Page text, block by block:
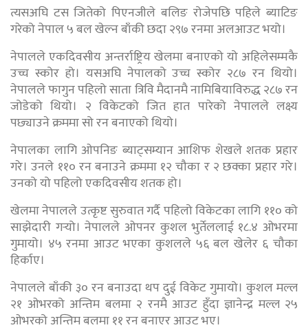
त्यसअघि टस जितेको पिएनजीले बलिङ रोजेपछि पहिले ब्याटिङ
गरेको नेपाल ५ बल खेल्न बाँकी छदा २९७ रनमा अलआउट भयो।
नेपालले एकदिवसीय अन्तर्राष्ट्रिय खेलमा बनाएको यो अहिलेसम्मकै
उच्च स्कोर हो। यसअघि नेपालको उच्च स्कोर २८७ रन थियो।
नेपालले फागुन पहिलो साता त्रिवि मैदानमै नामिबियाविरुद्ध २८७ रन
जोडेको थियो। २ विकेटको जित हात पारेको नेपालले लक्ष्य
पछ्याउने क्रममा सो रन बनाएको थियो।
नेपालका लागि ओपनिङ ब्याट्सम्यान आशिफ शेखले शतक प्रहार
गरे। उनले ११० रन बनाउने क्रममा १२ चौका र २ छक्का प्रहार गरे।
उनको यो पहिलो एकदिवसीय शतक हो।
खेलमा नेपालले उत्कृष्ट सुरुवात गर्दै पहिलो विकेटका लागि ११० को
साझेदारी गर्‍यो। नेपालले ओपनर कुशल भुर्तेललाई १८.४ ओभरमा
गुमायो। ४५ रनमा आउट भएका कुशलले ५६ बल खेलेर ६ चौका
हिर्काए।
नेपालले बाँकी ३० रन बनाउदा थप दुई विकेट गुमायो। कुशल मल्ल
२१ ओभरको अन्तिम बलमा २ रनमै आउट हुँदा ज्ञानेन्द्र मल्ल २५
ओभरको अन्तिम बलमा ११ रन बनाएर आउट भए।